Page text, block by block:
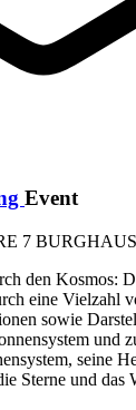
Event
7
den Kosmos:
eine Vielzahl
sowie
und
seine
Sterne und das